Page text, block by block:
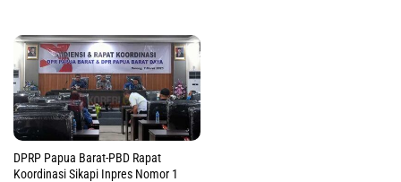
DPRP Papua Barat-PBD Rapat
Koordinasi Sikapi Inpres Nomor 1